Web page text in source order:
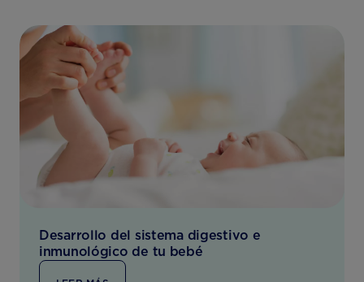
Desarrollo del sistema digestivo e
inmunológico de tu bebé